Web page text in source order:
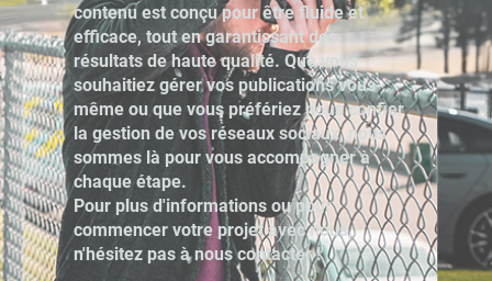
contenu est conçu pour être fluide et
efficace, tout en garantissant des
résultats de haute qualité. Que vous
souhaitiez gérer vos publications vous-
même ou que vous préfériez nous confier
la gestion de vos réseaux sociaux, nous
sommes là pour vous accompagner à
chaque étape.
Pour plus d'informations ou pour
commencer votre projet avec nous,
n'hésitez pas à nous contacter !